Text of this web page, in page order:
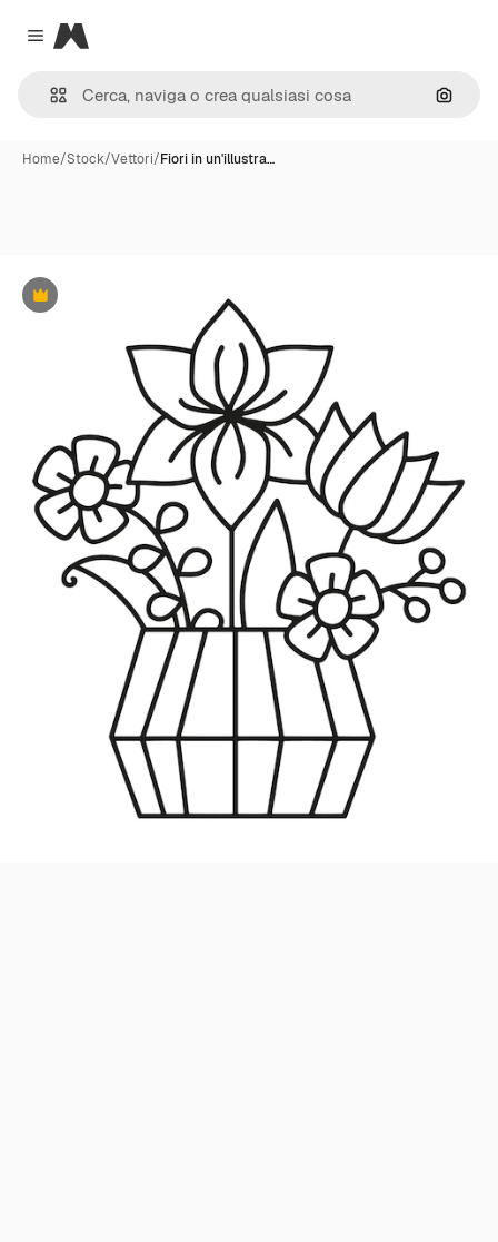
Close menu
Magnific
Cerca
Home/Stock/Vettori/Fiori in un'illustra…
Premium